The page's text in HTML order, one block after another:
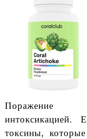
Поражение
интоксикацией.
токсины,